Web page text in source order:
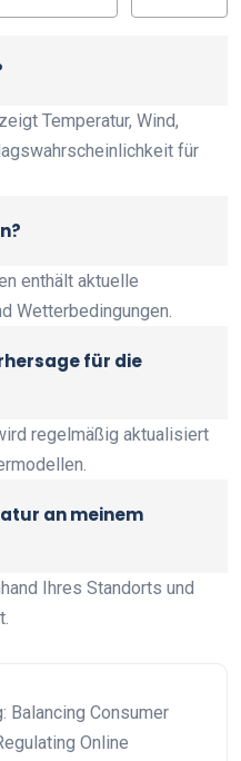
Temperatur, Wind,
für
enthält aktuelle
Wetterbedingungen.
für die
regelmäßig aktualisiert
an meinem
Ihres Standorts und
Balancing Consumer
Online